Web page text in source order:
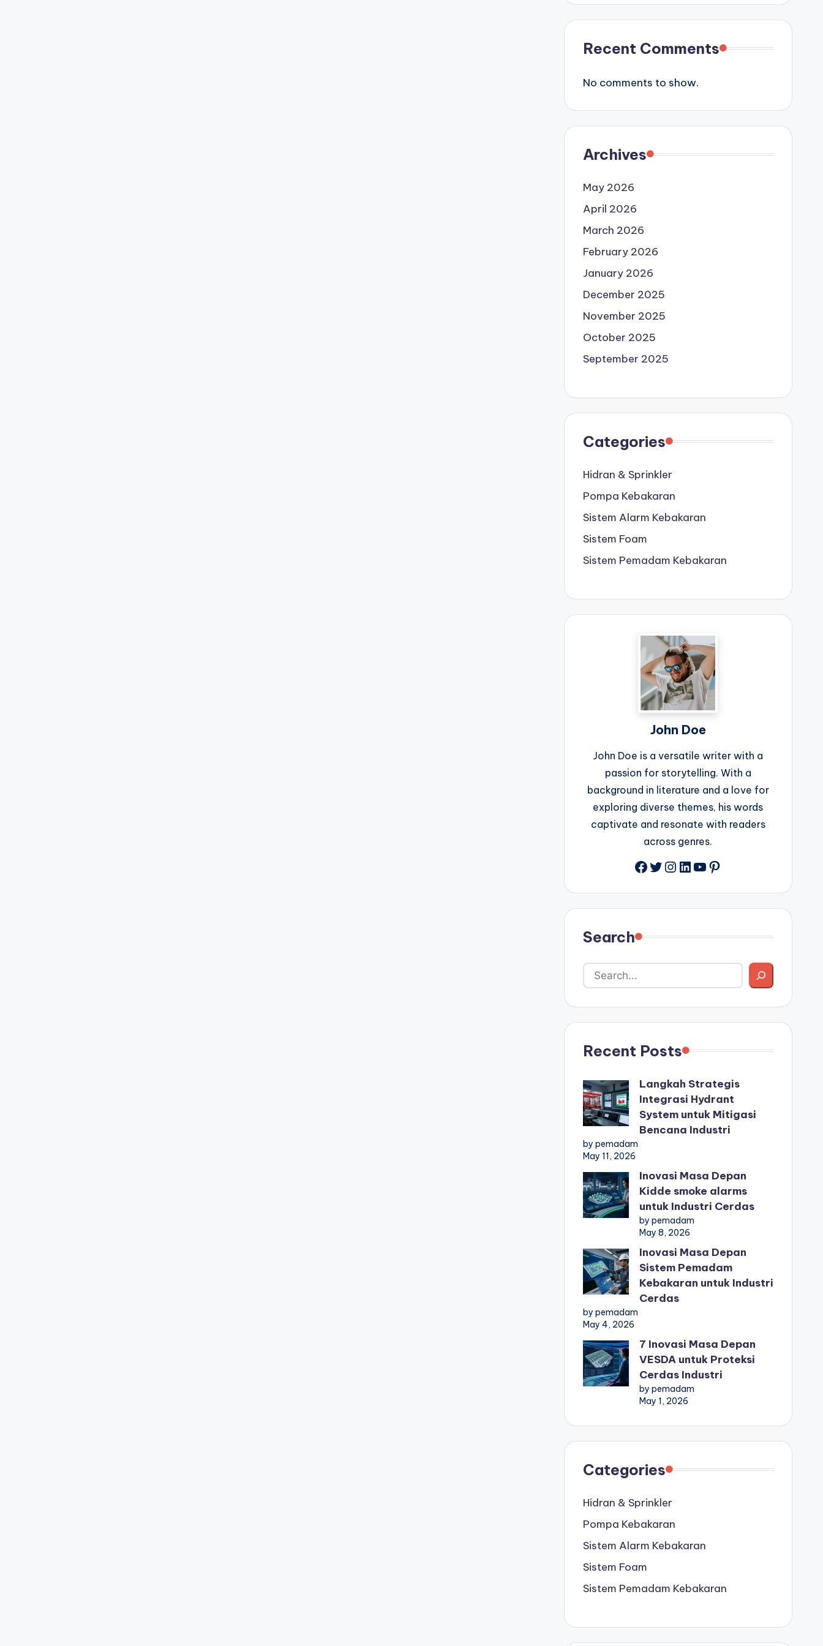
Recent Comments
No comments to show.
Archives
May 2026
April 2026
March 2026
February 2026
January 2026
December 2025
November 2025
October 2025
September 2025
Categories
Hidran & Sprinkler
Pompa Kebakaran
Sistem Alarm Kebakaran
Sistem Foam
Sistem Pemadam Kebakaran
John Doe
John Doe is a versatile writer with a
passion for storytelling. With a
background in literature and a love for
exploring diverse themes, his words
captivate and resonate with readers
across genres.
Facebook
Twitter
Instagram
LinkedIn
YouTube
Pinterest
Search
Recent Posts
Langkah Strategis
Integrasi Hydrant
System untuk Mitigasi
Bencana Industri
by pemadam
May 11, 2026
Inovasi Masa Depan
Kidde smoke alarms
untuk Industri Cerdas
by pemadam
May 8, 2026
Inovasi Masa Depan
Sistem Pemadam
Kebakaran untuk Industri
Cerdas
by pemadam
May 4, 2026
7 Inovasi Masa Depan
VESDA untuk Proteksi
Cerdas Industri
by pemadam
May 1, 2026
Categories
Hidran & Sprinkler
Pompa Kebakaran
Sistem Alarm Kebakaran
Sistem Foam
Sistem Pemadam Kebakaran